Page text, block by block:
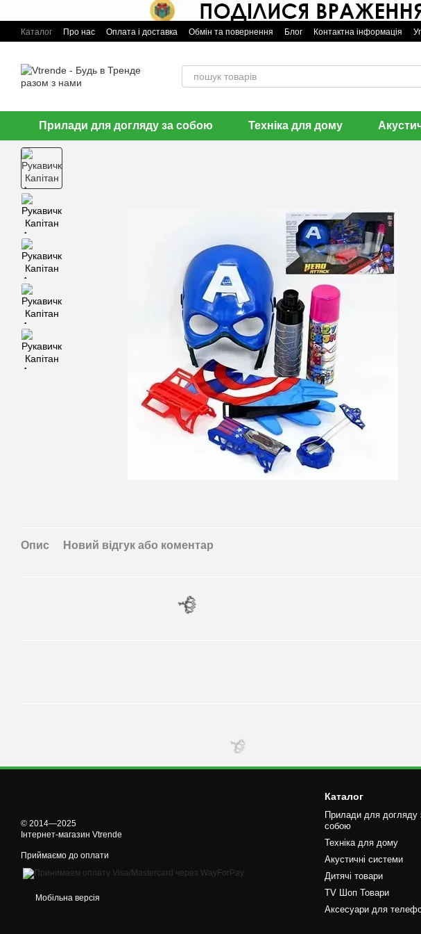
Перейти до основного контенту
Каталог Про нас Оплата і доставка Обмін та повернення Блог Контактна інформація
Прилади для догляду за собою Техніка для дому
Опис Новий відгук або коментар
© 2014—2025
Інтернет-магазин Vtrende
Приймаємо до оплати
Мобільна версія
Каталог
Прилади для догляду
собою
Техніка для дому
Акустичні системи
Дитячі товари
TV Шоп Товари
Аксесуари для
🌹
🌹